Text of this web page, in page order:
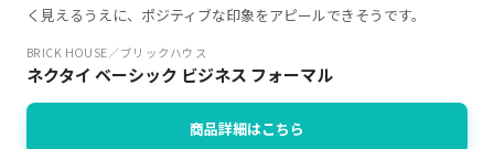
く見えるうえに、ポジティブな印象をアピールできそうです。
BRICK HOUSE／ブリックハウス
ネクタイ ベーシック ビジネス フォーマル
商品詳細はこちら